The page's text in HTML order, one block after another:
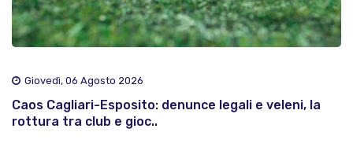
Giovedì, 06 Agosto 2026
Caos Cagliari-Esposito: denunce legali e veleni, la
rottura tra club e gioc..